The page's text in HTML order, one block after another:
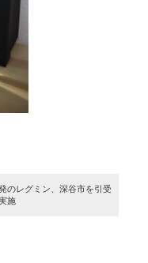
のレグミン、深谷市を引受
施